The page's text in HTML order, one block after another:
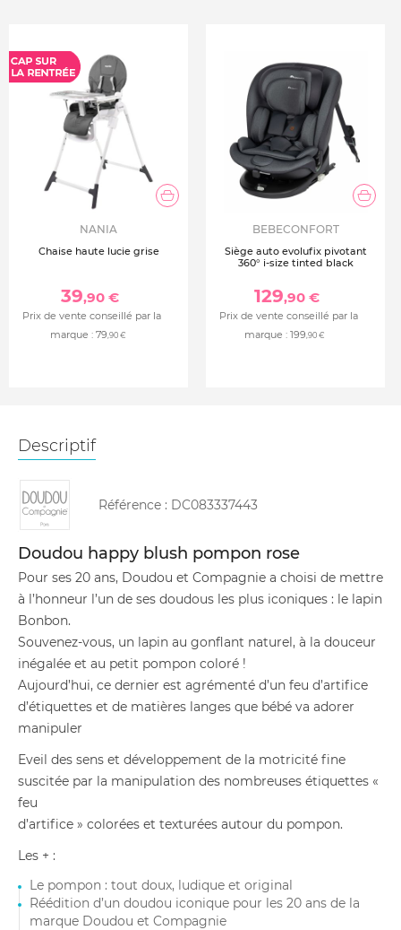
NANIA
Chaise haute lucie grise
39,90 €
Prix de vente conseillé par la
marque : 79,90 €
BEBECONFORT
Siège auto evolufix pivotant
360° i-size tinted black
129,90 €
Prix de vente conseillé par la
marque : 199,90 €
Descriptif
Référence : DC083337443
Doudou happy blush pompon rose
Pour ses 20 ans, Doudou et Compagnie a choisi de mettre
à l’honneur l’un de ses doudous les plus iconiques : le lapin
Bonbon.
Souvenez-vous, un lapin au gonflant naturel, à la douceur
inégalée et au petit pompon coloré !
Aujourd’hui, ce dernier est agrémenté d’un feu d’artifice
d’étiquettes et de matières langes que bébé va adorer
manipuler
Eveil des sens et développement de la motricité fine
suscitée par la manipulation des nombreuses étiquettes «
feu
d’artifice » colorées et texturées autour du pompon.
Les + :
Le pompon : tout doux, ludique et original
Réédition d’un doudou iconique pour les 20 ans de la
marque Doudou et Compagnie